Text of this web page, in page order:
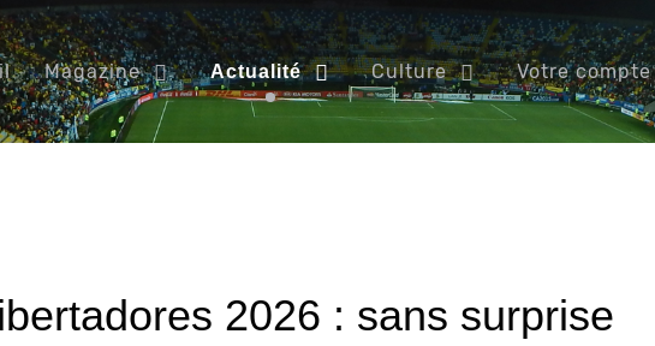
Magazine Actualité Culture Votre compte
2026 : sans surprise